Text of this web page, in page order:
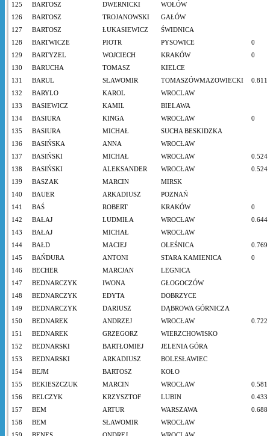
125
BARTOSZ DWERNICKI
WOŁÓW
126
BARTOSZ TROJANOWSKI
GAŁÓW
127
BARTOSZ ŁUKASIEWICZ
ŚWIDNICA
128
BARTWICZE PIOTR PYSOWICE
0
129
BARTYZEL WOJCIECH KRAKÓW
0
130
BARUCHA TOMASZ
KIELCE
131
BARUL SŁAWOMIR TOMASZÓWMAZOWIECKI
0.811
132
BARYLO KAROL
WROCLAW
133
BASIEWICZ KAMIL
BIELAWA
134
BASIURA KINGA WROCŁAW
0
135
BASIURA MICHAŁ
SUCHA BESKIDZKA
136
BASIŃSKA ANNA
WROCŁAW
137
BASIŃSKI MICHAŁ WROCŁAW
0.524
138
BASIŃSKI ALEKSANDER WROCŁAW
0.524
139
BASZAK MARCIN
MIRSK
140
BAUER ARKADIUSZ
POZNAŃ
141
BAŚ ROBERT KRAKÓW
0
142
BAŁAJ LUDMIŁA WROCŁAW
0.644
143
BAŁAJ MICHAŁ
WROCŁAW
144
BAŁD MACIEJ OLEŚNICA
0.769
145
BAŃDURA ANTONI STARA KAMIENICA
0
146
BECHER MARCJAN
LEGNICA
147
BEDNARCZYK IWONA
GŁOGOCZÓW
148
BEDNARCZYK EDYTA
DOBRZYCE
149
BEDNARCZYK DARIUSZ
DĄBROWA GÓRNICZA
150
BEDNAREK ANDRZEJ WROCŁAW
0.722
151
BEDNAREK GRZEGORZ
WIERZCHOWISKO
152
BEDNARSKI BARTŁOMIEJ
JELENIA GÓRA
153
BEDNARSKI ARKADIUSZ
BOLESŁAWIEC
154
BEJM BARTOSZ
KOŁO
155
BEKIESZCZUK MARCIN WROCŁAW
0.581
156
BELCZYK KRZYSZTOF LUBIN
0.433
157
BEM ARTUR WARSZAWA
0.688
158
BEM SŁAWOMIR
WROCŁAW